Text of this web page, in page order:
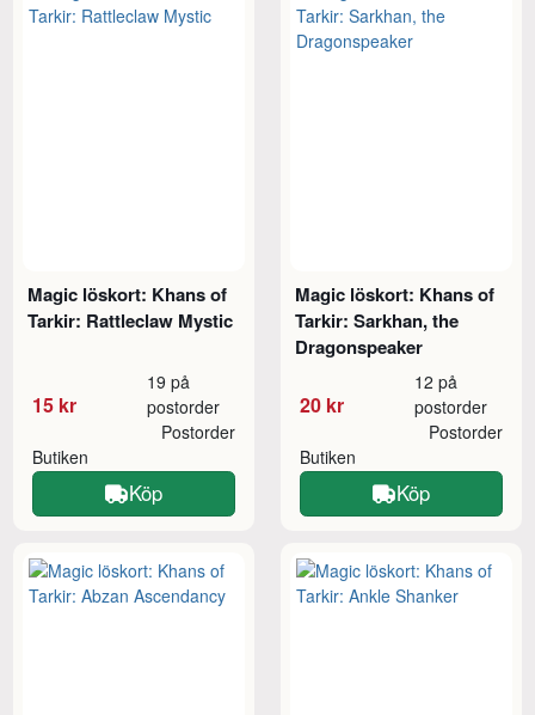
Magic löskort: Khans of
Tarkir: Rattleclaw Mystic
15 kr
19 på
postorder
Butiken
Postorder
Köp
Magic löskort: Khans of
Tarkir: Sarkhan, the
Dragonspeaker
20 kr
12 på
postorder
Butiken
Postorder
Köp